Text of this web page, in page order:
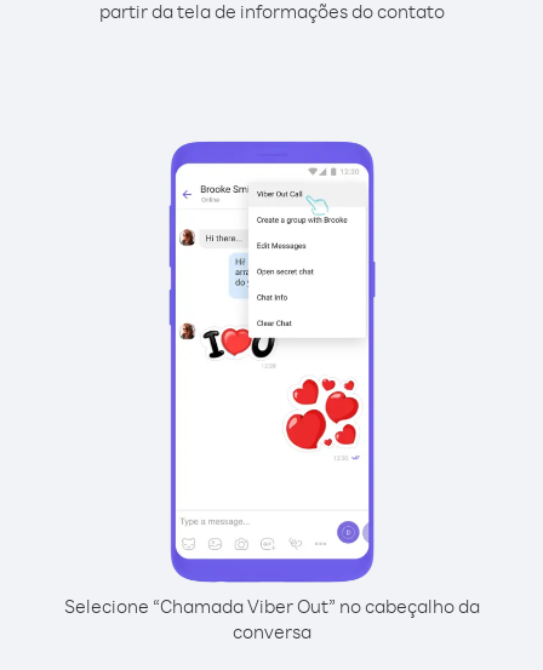
partir da tela de informações do contato
Selecione “Chamada Viber Out” no cabeçalho da
conversa